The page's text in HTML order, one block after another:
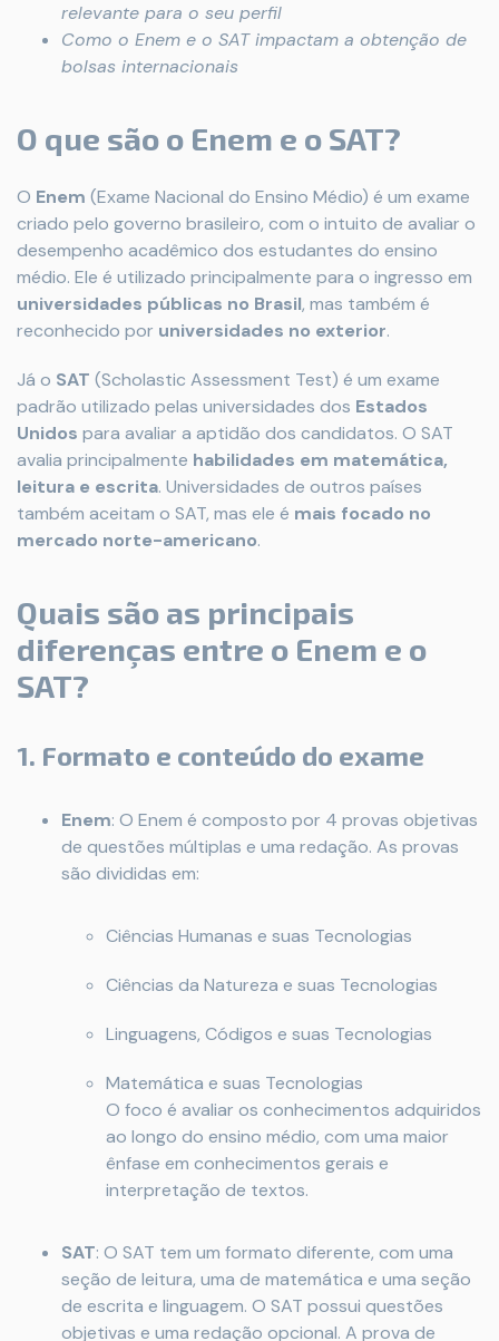
relevante para o seu perfil
Como o Enem e o SAT impactam a obtenção de
bolsas internacionais
O que são o Enem e o SAT?
O Enem (Exame Nacional do Ensino Médio) é um exame
criado pelo governo brasileiro, com o intuito de avaliar o
desempenho acadêmico dos estudantes do ensino
médio. Ele é utilizado principalmente para o ingresso em
universidades públicas no Brasil, mas também é
reconhecido por universidades no exterior.
Já o SAT (Scholastic Assessment Test) é um exame
padrão utilizado pelas universidades dos Estados
Unidos para avaliar a aptidão dos candidatos. O SAT
avalia principalmente habilidades em matemática,
leitura e escrita. Universidades de outros países
também aceitam o SAT, mas ele é mais focado no
mercado norte-americano.
Quais são as principais
diferenças entre o Enem e o
SAT?
1. Formato e conteúdo do exame
Enem: O Enem é composto por 4 provas objetivas
de questões múltiplas e uma redação. As provas
são divididas em:
Ciências Humanas e suas Tecnologias
Ciências da Natureza e suas Tecnologias
Linguagens, Códigos e suas Tecnologias
Matemática e suas Tecnologias
O foco é avaliar os conhecimentos adquiridos
ao longo do ensino médio, com uma maior
ênfase em conhecimentos gerais e
interpretação de textos.
SAT: O SAT tem um formato diferente, com uma
seção de leitura, uma de matemática e uma seção
de escrita e linguagem. O SAT possui questões
objetivas e uma redação opcional. A prova de